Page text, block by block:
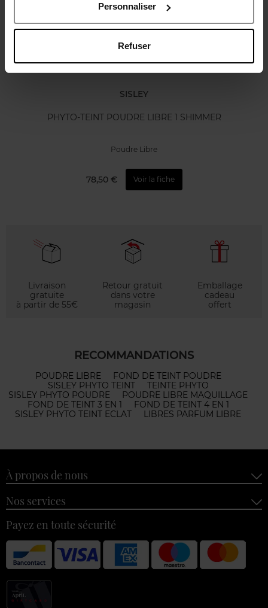
Personnaliser
Refuser
SISLEY
PHYTO-TEINT POUDRE LIBRE 1 SHIMMER
Poudre Libre
78,50 € Voir la fiche
Livraison
gratuite
à partir de 55€
Retour gratuit
dans votre
magasin
Emballage
cadeau
offert
RECOMMANDATIONS
POUDRE LIBRE
FOND DE TEINT POUDRE
SISLEY PHYTO TEINT
TEINTE PHYTO
SISLEY PHYTO POUDRE
POUDRE LIBRE MAQUILLAGE
FOND DE TEINT 3 EN 1
FOND DE TEINT 4 EN 1
SISLEY PHYTO TEINT ECLAT
LIBRES PARFUM LIBRE
À propos de nous
Nos services
Payez en toute sécurité